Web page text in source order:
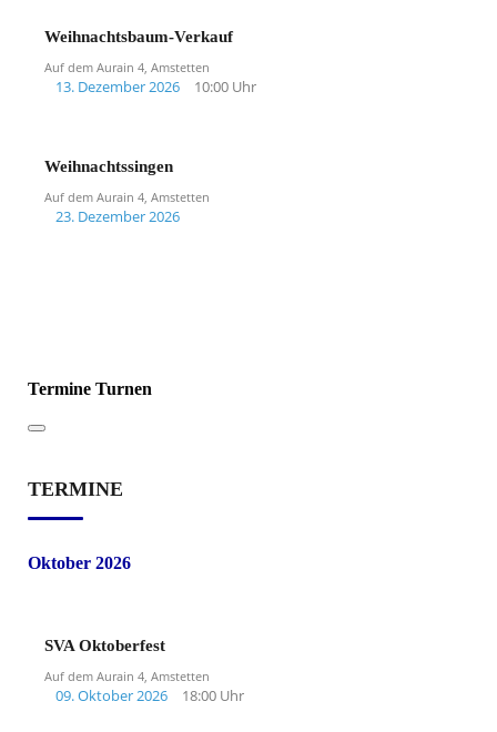
Weihnachtsbaum-Verkauf
Auf dem Aurain 4, Amstetten
13. Dezember 2026 10:00 Uhr
Weihnachtssingen
Auf dem Aurain 4, Amstetten
23. Dezember 2026
Termine Turnen
TERMINE
Oktober 2026
SVA Oktoberfest
Auf dem Aurain 4, Amstetten
09. Oktober 2026 18:00 Uhr